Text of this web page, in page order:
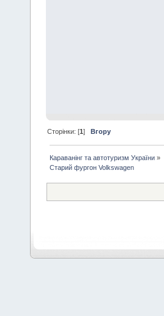
Сторінки: [1] Вгору
Караванінг та автотуризм України »
Старий фургон Volkswagen